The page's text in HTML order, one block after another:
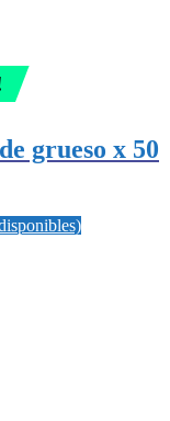
grueso x 50